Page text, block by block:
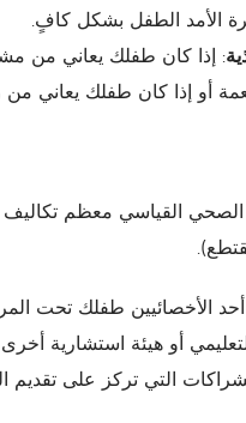
الأمد الطفل بشكل كافٍ.
: إذا كان طفلك يعاني من
أو إذا كان طفلك يعاني من
الصحي القياسي معظم تكاليف
الأخصائيين طفلك تحت
أو هيئة استشارية
التي تركز على تقديم